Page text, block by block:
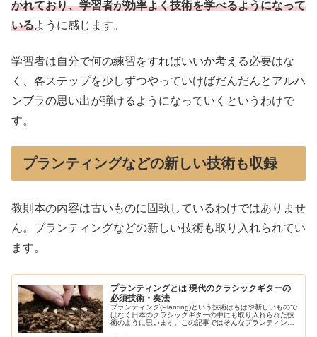
かれており、学習者が効率よく技術を学べるようになって
いるように感じます。
学習者は自分で何の練習をすればいいか考える必要はな
く、各ステップを少しずつやっていけばだんだんとアルハ
ンブラの思い出が弾けるようになっていくというわけで
す。
プランティングなどの新しい技術も収録
教則本の内容は古いものに固執しているわけではありませ
ん。プランティングなどの新しい技術も取り入れられてい
ます。
プランティングとは 現代のクラシックギターの
必須技術・奏法
プランティング(Planting)という技術はもはや新しいもので
はなく日本のクラシックギターの中にも取り入れられた技
術のように思います。この記事ではそんなプランティング